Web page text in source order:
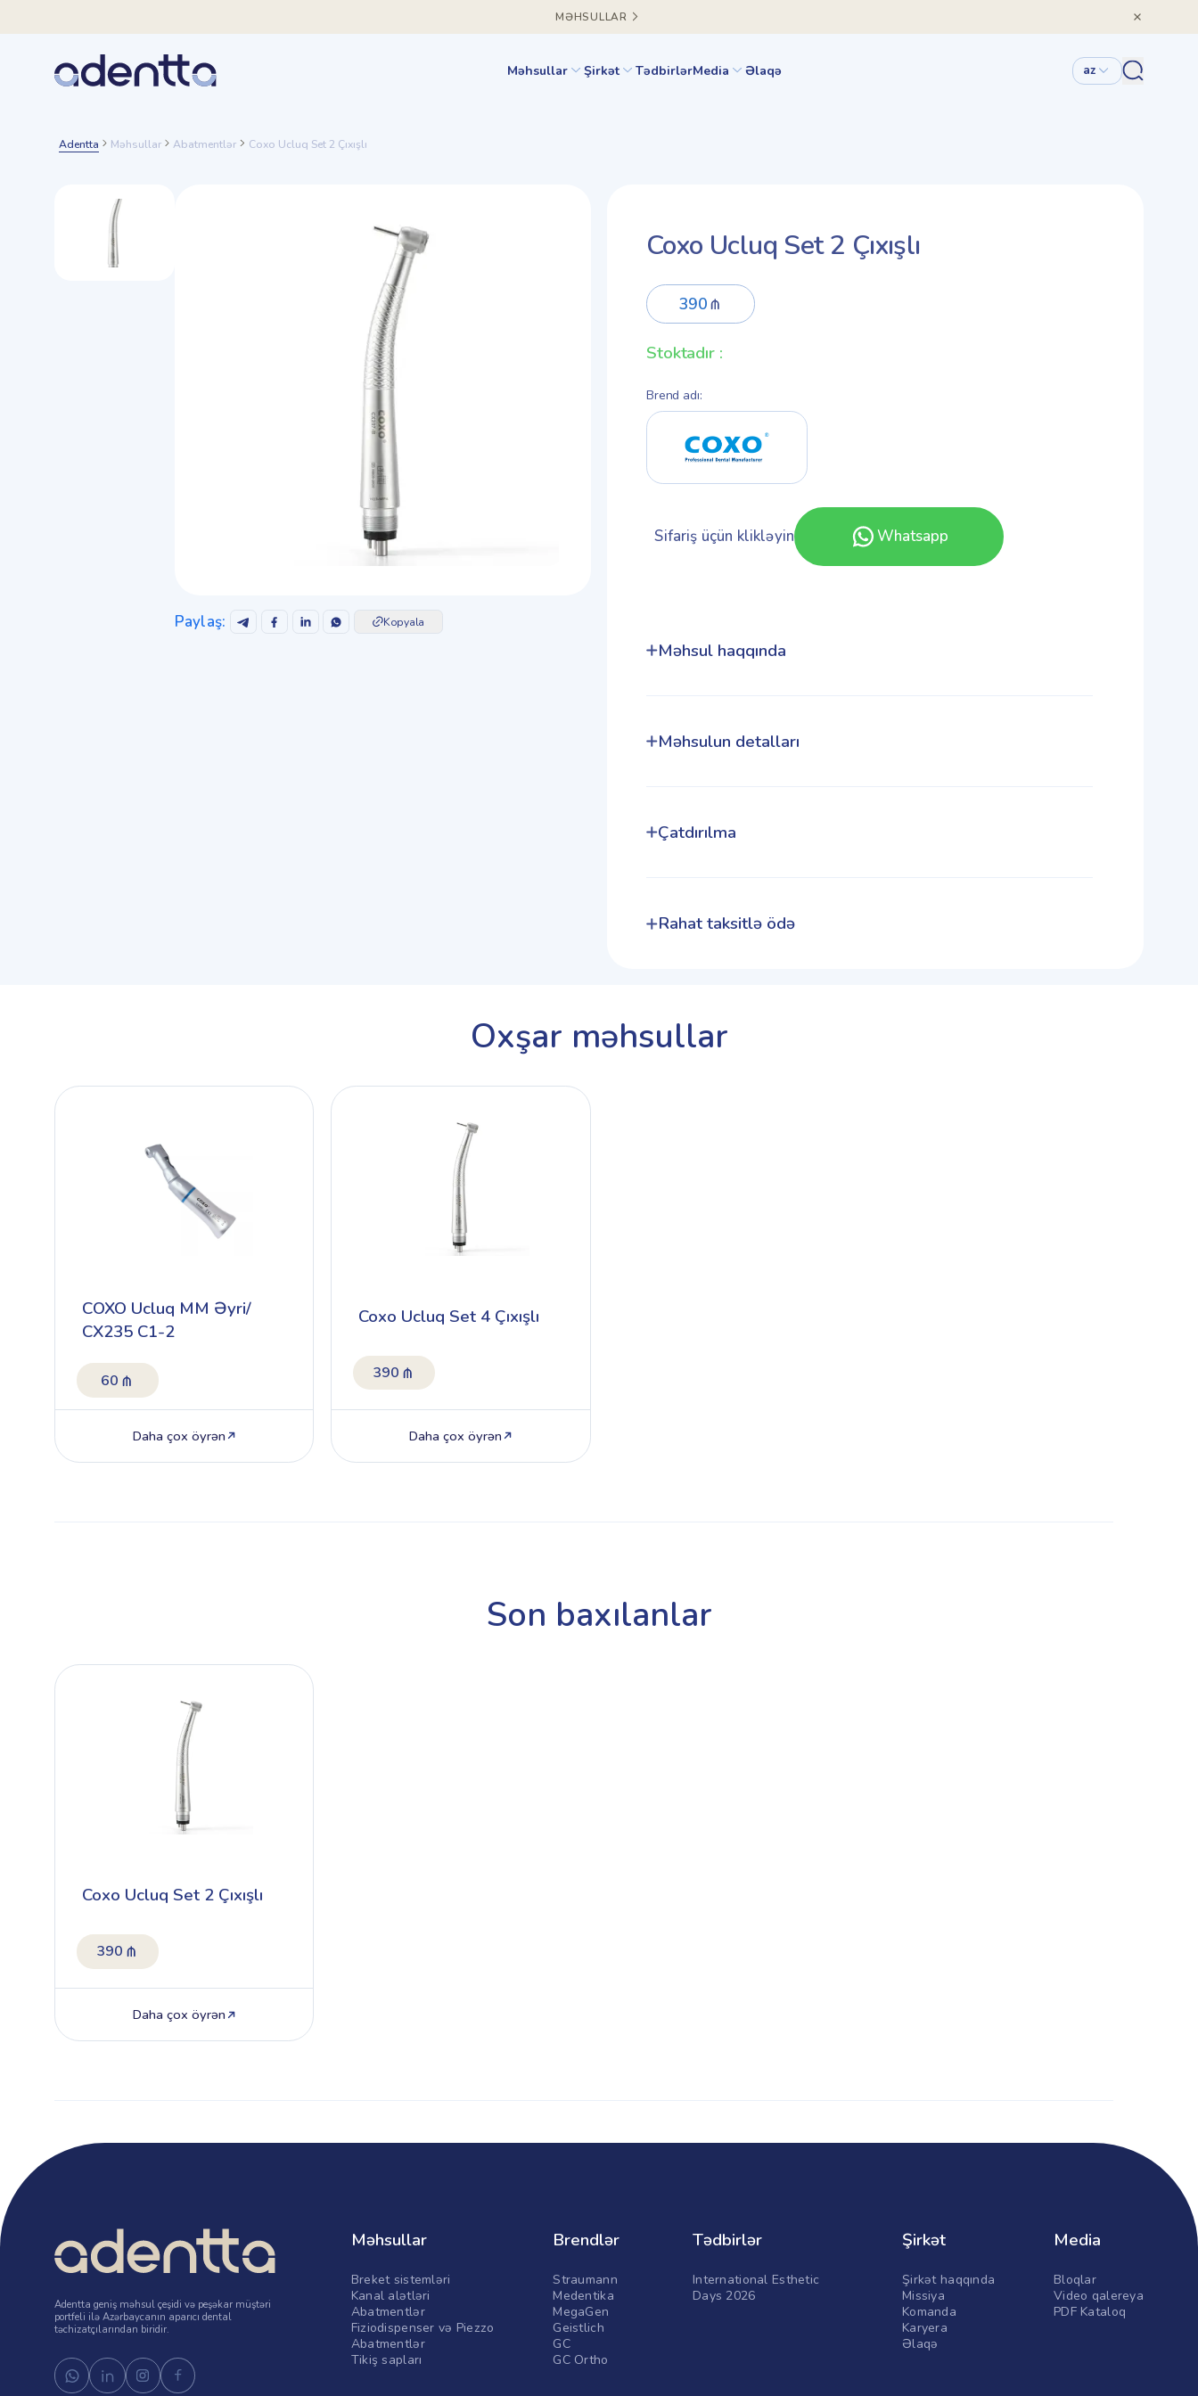
MƏHSULLAR
Məhsullar Şirkət TədbirlərMedia Əlaqə az
Adentta Məhsullar Abatmentlər Coxo Ucluq Set 2 Çıxışlı
Paylaş: Kopyala
Coxo Ucluq Set 2 Çıxışlı
390
Stoktadır:
Brend adı:
Sifariş üçün klikləyin Whatsapp
Məhsul haqqında
Məhsulun detalları
Çatdırılma
Rahat taksitlə ödə
Oxşar məhsullar
COXO Ucluq MM Əyri/
CX235 C1-2
60
Daha çox öyrən
Coxo Ucluq Set 4 Çıxışlı
390
Daha çox öyrən
Son baxılanlar
Coxo Ucluq Set 2 Çıxışlı
390
Daha çox öyrən
Adentta geniş məhsul çeşidi və peşəkar müştəri
portfeli ilə Azərbaycanın aparıcı dental
təchizatçılarından biridir.
Məhsullar
Breket sistemləri
Kanal alətləri
Abatmentlər
Fiziodispenser və Piezzo
Abatmentlər
Tikiş sapları
Brendlər
Straumann
Medentika
MegaGen
Geistlich
GC
GC Ortho
Tədbirlər
International Esthetic
Days 2026
Şirkət
Şirkət haqqında
Missiya
Komanda
Karyera
Əlaqə
Media
Bloqlar
Video qalereya
PDF Kataloq